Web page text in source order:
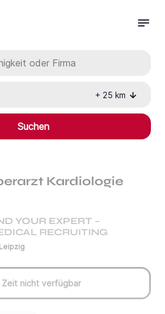
+ 25 km
Suchen
Kardiologie
YOUR EXPERT –
RECRUITING
Leipzig
Zeit nicht verfügbar